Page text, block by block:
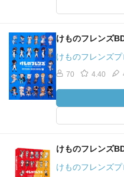
けものフレンズ
けものフレンズ
70 4.40
けものフレンズ
けものフレンズ